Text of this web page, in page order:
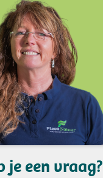
je een vraag?